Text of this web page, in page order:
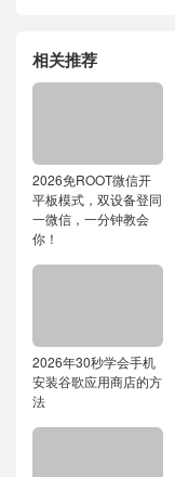
相关推荐
2026免ROOT微信开
平板模式，双设备登同
一微信，一分钟教会
你！
2026年30秒学会手机
安装谷歌应用商店的方
法